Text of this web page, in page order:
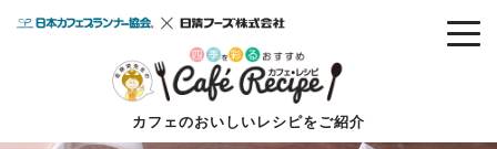
カフェのおいしいレシピをご紹介